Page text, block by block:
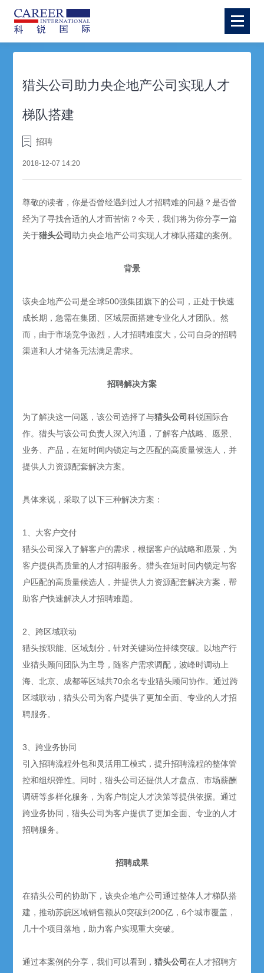
猎头公司助力央企地产公司实现人才
梯队搭建
招聘
2018-12-07 14:20
尊敬的读者，你是否曾经遇到过人才招聘难的问题？是否曾
经为了寻找合适的人才而苦恼？今天，我们将为你分享一篇
关于猎头公司助力央企地产公司实现人才梯队搭建的案例。
背景
该央企地产公司是全球500强集团旗下的公司，正处于快速
成长期，急需在集团、区域层面搭建专业化人才团队。然
而，由于市场竞争激烈，人才招聘难度大，公司自身的招聘
渠道和人才储备无法满足需求。
招聘解决方案
为了解决这一问题，该公司选择了与猎头公司科锐国际合
作。猎头与该公司负责人深入沟通，了解客户战略、愿景、
业务、产品，在短时间内锁定与之匹配的高质量候选人，并
提供人力资源配套解决方案。
具体来说，采取了以下三种解决方案：
1、大客户交付
猎头公司深入了解客户的需求，根据客户的战略和愿景，为
客户提供高质量的人才招聘服务。猎头在短时间内锁定与客
户匹配的高质量候选人，并提供人力资源配套解决方案，帮
助客户快速解决人才招聘难题。
2、跨区域联动
猎头按职能、区域划分，针对关键岗位持续突破。以地产行
业猎头顾问团队为主导，随客户需求调配，波峰时调动上
海、北京、成都等区域共70余名专业猎头顾问协作。通过跨
区域联动，猎头公司为客户提供了更加全面、专业的人才招
聘服务。
3、跨业务协同
引入招聘流程外包和灵活用工模式，提升招聘流程的整体管
控和组织弹性。同时，猎头公司还提供人才盘点、市场薪酬
调研等多样化服务，为客户制定人才决策等提供依据。通过
跨业务协同，猎头公司为客户提供了更加全面、专业的人才
招聘服务。
招聘成果
在猎头公司的协助下，该央企地产公司通过整体人才梯队搭
建，推动苏皖区域销售额从0突破到200亿，6个城市覆盖，
几十个项目落地，助力客户实现重大突破。
通过本案例的分享，我们可以看到，猎头公司在人才招聘方